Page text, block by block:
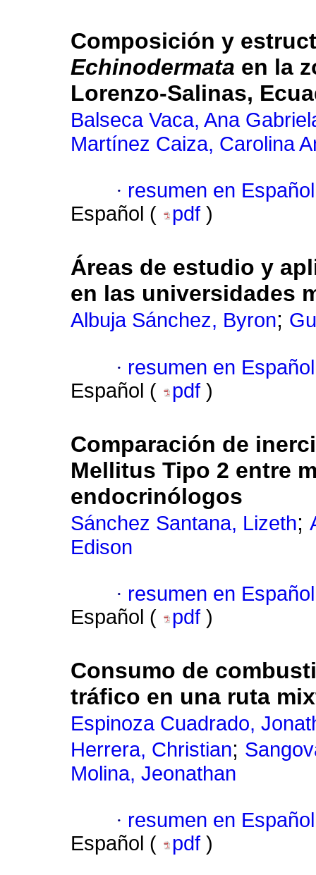
Composición y
Echinodermata en la
Lorenzo-Salinas,
Balseca Vaca, Ana
Martínez Caiza, Carolina
· resumen en Español
Español (
pdf )
Áreas de estudio y
en las universidades
Albuja Sánchez, Byron;
· resumen en Español
Español (
pdf )
Comparación de
Mellitus Tipo 2 entre
endocrinólogos
Sánchez Santana, Lizeth;
Edison
· resumen en Español
Español (
pdf )
Consumo de
tráfico en una ruta
Espinoza Cuadrado,
Herrera, Christian;
Molina, Jeonathan
· resumen en Español
Español (
pdf )